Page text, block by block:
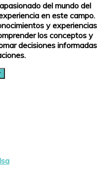
del mundo del
en este campo.
y experiencias
los conceptos y
decisiones informadas